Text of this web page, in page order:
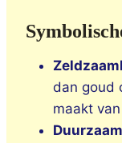
dan goud
maakt